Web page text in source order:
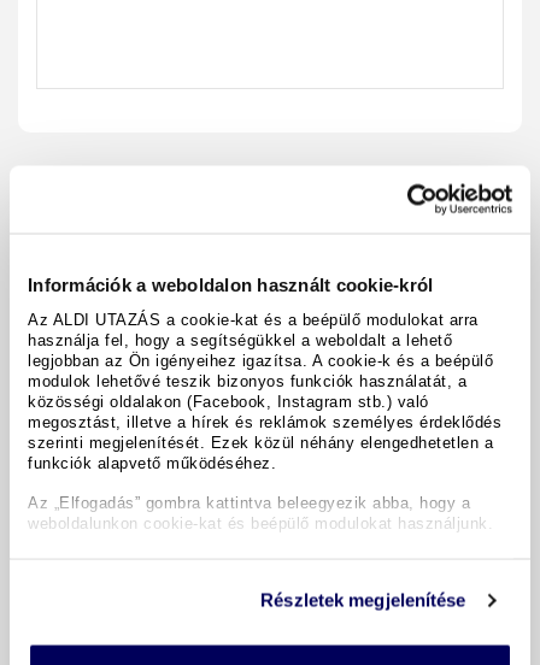
Információk a weboldalon használt cookie-król
Az ALDI UTAZÁS a cookie-kat és a beépülő modulokat arra
használja fel, hogy a segítségükkel a weboldalt a lehető
legjobban az Ön igényeihez igazítsa. A cookie-k és a beépülő
modulok lehetővé teszik bizonyos funkciók használatát, a
közösségi oldalakon (Facebook, Instagram stb.) való
megosztást, illetve a hírek és reklámok személyes érdeklődés
szerinti megjelenítését. Ezek közül néhány elengedhetetlen a
funkciók alapvető működéséhez.
Az „Elfogadás” gombra kattintva beleegyezik abba, hogy a
weboldalunkon cookie-kat és beépülő modulokat használjunk.
Részletek megjelenítése
megosztás
Felszereltség és tények
A hotel részletei
Időpontok & árak
BIZTONSÁGOS RENDELÉS ÉS FIZETÉS